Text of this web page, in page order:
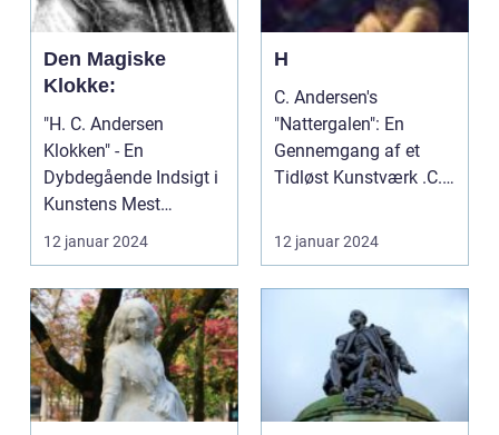
Den Magiske
Klokke:
"H. C. Andersen
Klokken" - En
Dybdegående Indsigt i
Kunstens Mest
Magiske Værk "H.C.
Andersen Klok...
12 januar 2024
H
C. Andersen's
"Nattergalen": En
Gennemgang af et
Tidløst Kunstværk .C.
"Natterga...
12 januar 2024